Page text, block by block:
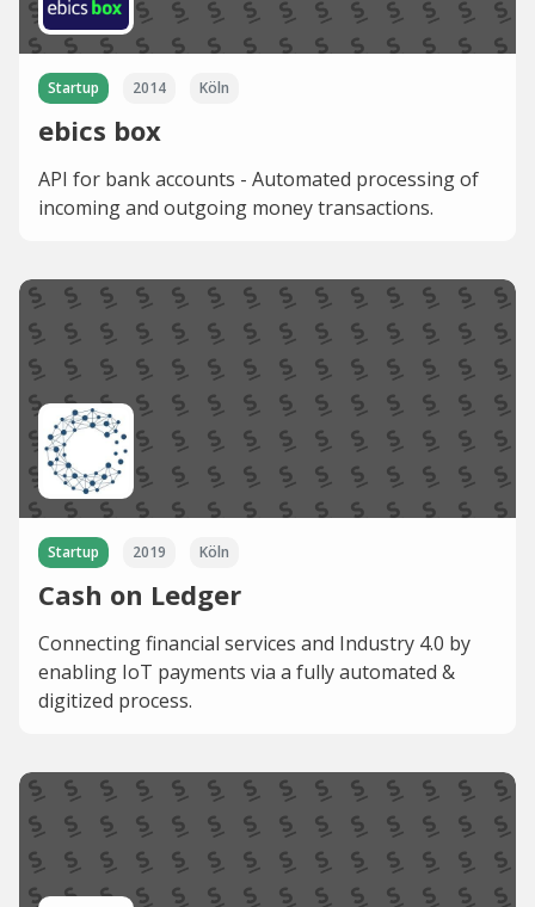
Startup 2014 Köln
ebics box
API for bank accounts - Automated processing of
incoming and outgoing money transactions.
Startup 2019 Köln
Cash on Ledger
Connecting financial services and Industry 4.0 by
enabling IoT payments via a fully automated &
digitized process.